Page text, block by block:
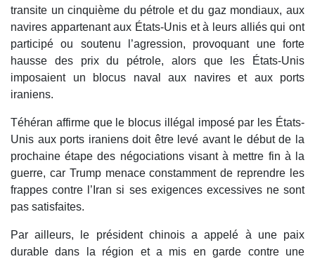
transite un cinquième du pétrole et du gaz mondiaux, aux
navires appartenant aux États-Unis et à leurs alliés qui ont
participé ou soutenu l’agression, provoquant une forte
hausse des prix du pétrole, alors que les États-Unis
imposaient un blocus naval aux navires et aux ports
iraniens.
Téhéran affirme que le blocus illégal imposé par les États-
Unis aux ports iraniens doit être levé avant le début de la
prochaine étape des négociations visant à mettre fin à la
guerre, car Trump menace constamment de reprendre les
frappes contre l’Iran si ses exigences excessives ne sont
pas satisfaites.
Par ailleurs, le président chinois a appelé à une paix
durable dans la région et a mis en garde contre une